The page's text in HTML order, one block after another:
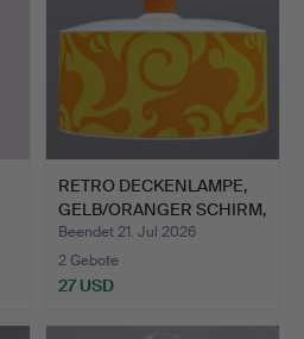
RETRO DECKENLAMPE,
GELB/ORANGER SCHIRM,
19…
Beendet 21. Jul 2026
2 Gebote
27 USD